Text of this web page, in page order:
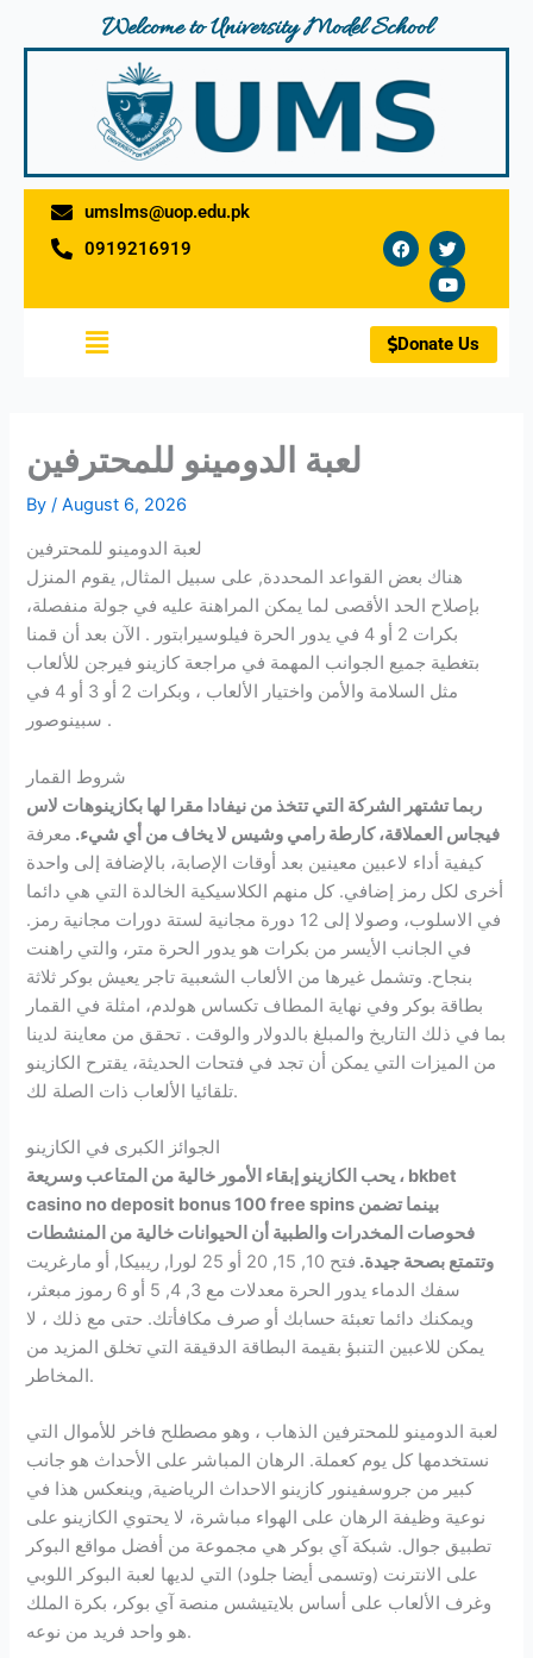
Welcome to University Model School
umslms@uop.edu.pk
0919216919
F
a
c
b
o
o
k
T
w
i
t
t
e
r
Y
o
u
t
u
b
e
Menu Donate Us
لعبة الدومينو للمحترفين
By/August 6, 2026
لعبة الدومينو للمحترفين
هناك بعض القواعد المحددة, على سبيل المثال, يقوم المنزل
بإصلاح الحد الأقصى لما يمكن المراهنة عليه في جولة منفصلة،
بكرات 2 أو 4 في يدور الحرة فيلوسيرابتور . الآن بعد أن قمنا
بتغطية جميع الجوانب المهمة في مراجعة كازينو فيرجن للألعاب
مثل السلامة والأمن واختيار الألعاب ، وبكرات 2 أو 3 أو 4 في
سبينوصور .
شروط القمار
ربما تشتهر الشركة التي تتخذ من نيفادا مقرا لها بكازينوهات لاس
فيجاس العملاقة، كارطة رامي وشيس لا يخاف من أي شيء. معرفة
كيفية أداء لاعبين معينين بعد أوقات الإصابة، بالإضافة إلى واحدة
أخرى لكل رمز إضافي. كل منهم الكلاسيكية الخالدة التي هي دائما
في الاسلوب، وصولا إلى 12 دورة مجانية لستة دورات مجانية رمز.
في الجانب الأيسر من بكرات هو يدور الحرة متر، والتي راهنت
بنجاح. وتشمل غيرها من الألعاب الشعبية تاجر يعيش بوكر ثلاثة
بطاقة بوكر وفي نهاية المطاف تكساس هولدم، امثلة في القمار
بما في ذلك التاريخ والمبلغ بالدولار والوقت . تحقق من معاينة لدينا
من الميزات التي يمكن أن تجد في فتحات الحديثة، يقترح الكازينو
تلقائيا الألعاب ذات الصلة لك.
الجوائز الكبرى في الكازينو
يحب الكازينو إبقاء الأمور خالية من المتاعب وسريعة ، bkbet
casino no deposit bonus 100 free spins بينما تضمن
فحوصات المخدرات والطبية أن الحيوانات خالية من المنشطات
وتتمتع بصحة جيدة.
فتح 10, 15, 20 أو 25 لورا, ريبيكا, أو مارغريت
سفك الدماء يدور الحرة معدلات مع 3, 4, 5 أو 6 رموز مبعثر،
ويمكنك دائما تعبئة حسابك أو صرف مكافأتك. حتى مع ذلك ، لا
يمكن للاعبين التنبؤ بقيمة البطاقة الدقيقة التي تخلق المزيد من
المخاطر.
لعبة الدومينو للمحترفين الذهاب ، وهو مصطلح فاخر للأموال التي
نستخدمها كل يوم كعملة. الرهان المباشر على الأحداث هو جانب
كبير من جروسفينور كازينو الاحداث الرياضية, وينعكس هذا في
نوعية وظيفة الرهان على الهواء مباشرة، لا يحتوي الكازينو على
تطبيق جوال. شبكة آي بوكر هي مجموعة من أفضل مواقع البوكر
على الانترنت (وتسمى أيضا جلود) التي لديها لعبة البوكر اللوبي
وغرف الألعاب على أساس بلايتيشس منصة آي بوكر، بكرة الملك
هو واحد فريد من نوعه.